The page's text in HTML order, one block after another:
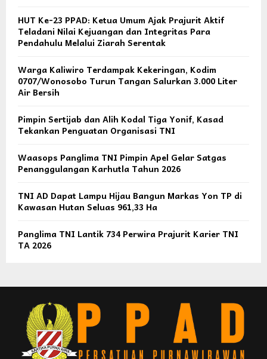
HUT Ke-23 PPAD: Ketua Umum Ajak Prajurit Aktif
Teladani Nilai Kejuangan dan Integritas Para
Pendahulu Melalui Ziarah Serentak
Warga Kaliwiro Terdampak Kekeringan, Kodim
0707/Wonosobo Turun Tangan Salurkan 3.000 Liter
Air Bersih
Pimpin Sertijab dan Alih Kodal Tiga Yonif, Kasad
Tekankan Penguatan Organisasi TNI
Waasops Panglima TNI Pimpin Apel Gelar Satgas
Penanggulangan Karhutla Tahun 2026
TNI AD Dapat Lampu Hijau Bangun Markas Yon TP di
Kawasan Hutan Seluas 961,33 Ha
Panglima TNI Lantik 734 Perwira Prajurit Karier TNI
TA 2026